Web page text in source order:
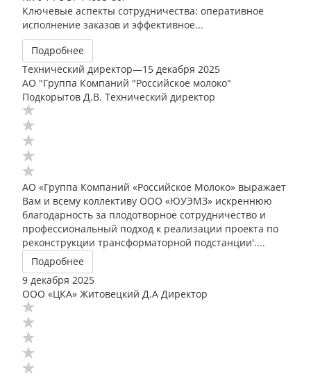
Ключевые аспекты сотрудничества: оперативное
исполнение заказов и эффективное...
Подробнее
Технический директор—15 декабря 2025
АО "Группа Компаний "Российское молоко"
Подкорытов Д.В. Технический директор
АО «Группа Компаний «Российское Молоко» выражает
Вам и всему коллективу ООО «ЮУЭМЗ» искреннюю
благодарность за плодотворное сотрудничество и
профессиональный подход к реализации проекта по
реконструкции трансформаторной подстанции'....
Подробнее
9 декабря 2025
ООО «ЦКА» Житовецкий Д.А Директор